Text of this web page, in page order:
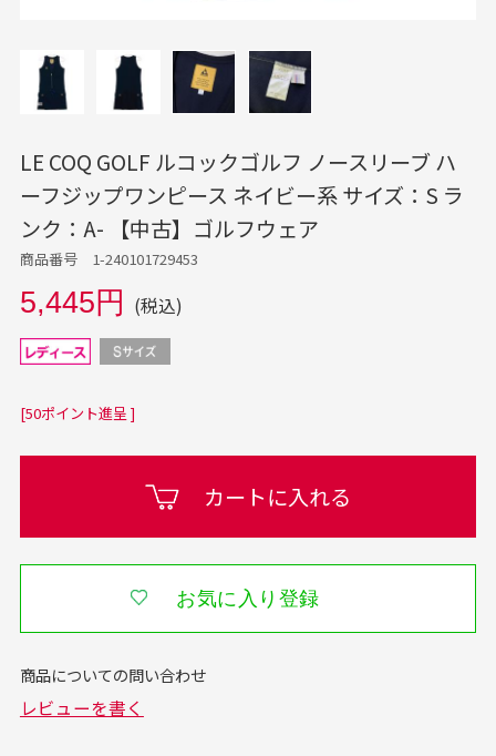
LE COQ GOLF ルコックゴルフ ノースリーブ ハ
ーフジップワンピース ネイビー系 サイズ：S ラ
ンク：A- 【中古】ゴルフウェア
商品番号 1-240101729453
5,445円 (税込)
[50ポイント進呈 ]
カートに入れる
お気に入り登録